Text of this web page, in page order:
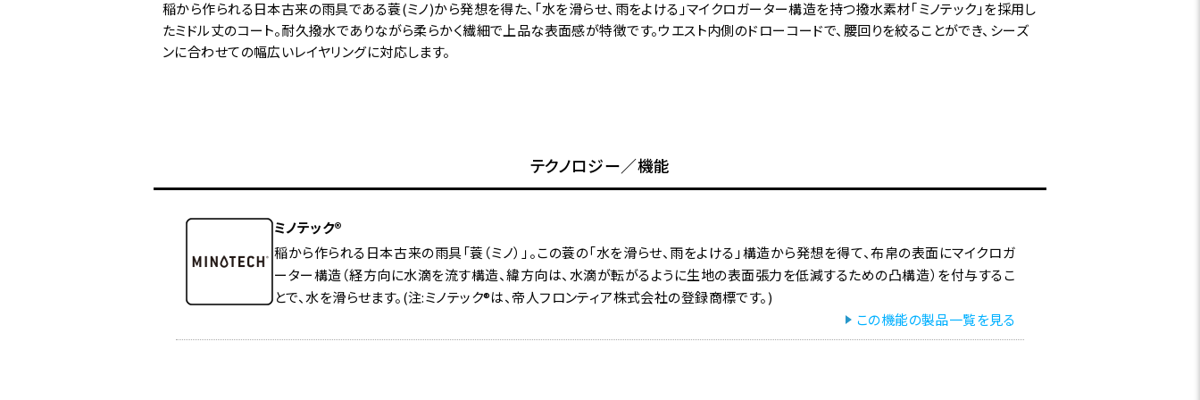
稲から作られる日本古来の雨具である蓑(ミノ)から発想を得た、｢水を滑らせ、雨をよける｣マイクロガーター構造を持つ撥水素材｢ミノテック｣を採用し
たミドル丈のコート。耐久撥水でありながら柔らかく繊細で上品な表面感が特徴です。ウエスト内側のドローコードで、腰回りを絞ることができ、シーズ
ンに合わせての幅広いレイヤリングに対応します。
テクノロジー／機能
ミノテック®
稲から作られる日本古来の雨具「蓑（ミノ）」。この蓑の「水を滑らせ、雨をよける」構造から発想を得て、布帛の表面にマイクロガ
ーター構造（経方向に水滴を流す構造、緯方向は、水滴が転がるように生地の表面張力を低減するための凸構造）を付与するこ
とで、水を滑らせます。(注:ミノテック®は、帝人フロンティア株式会社の登録商標です。)
この機能の製品一覧を見る